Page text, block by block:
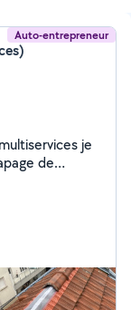
Auto-entrepreneur
de
de toiture,
tonte de
pouvez